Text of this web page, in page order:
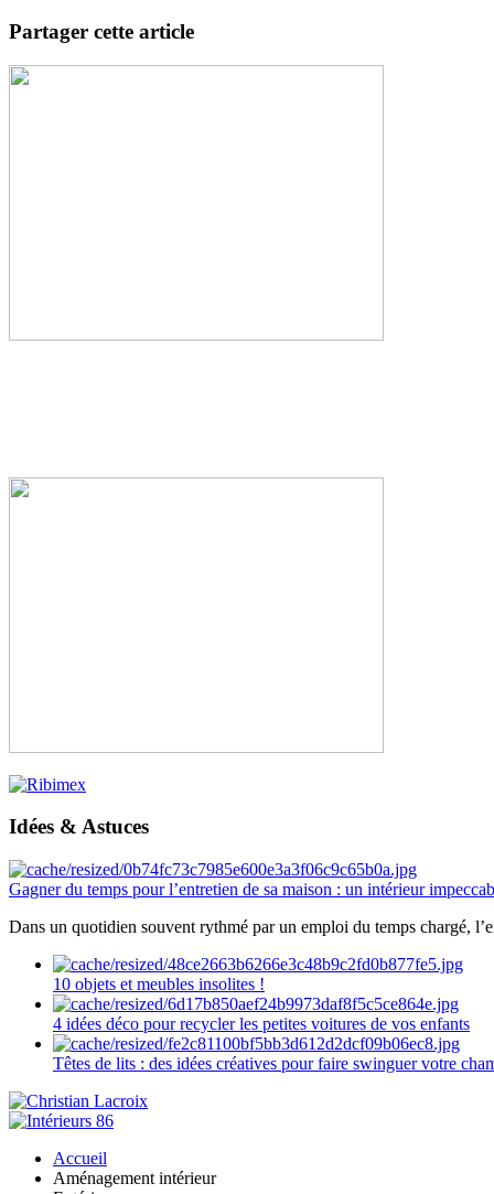
Partager cette article
Idées & Astuces
Gagner du temps pour l’entretien de sa maison : un intérieur
Dans un quotidien souvent rythmé par un emploi du temps chargé,
10 objets et meubles insolites !
4 idées déco pour recycler les petites voitures de vos enfants
Têtes de lits : des idées créatives pour faire swinguer votre
Accueil
Aménagement intérieur